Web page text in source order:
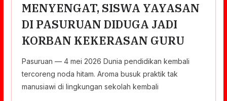
MENYENGAT, SISWA YAYASAN
DI PASURUAN DIDUGA JADI
KORBAN KEKERASAN GURU
Pasuruan — 4 mei 2026 ‎Dunia pendidikan kembali
tercoreng noda hitam. Aroma busuk praktik tak
manusiawi di lingkungan sekolah kembali